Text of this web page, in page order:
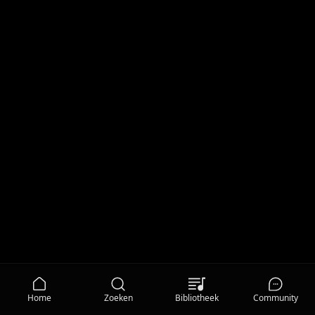
Home Zoeken Bibliotheek Community